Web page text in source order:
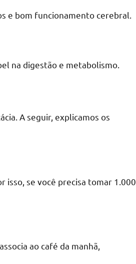
e bom funcionamento cerebral.
na digestão e metabolismo.
A seguir, explicamos os
isso, se você precisa tomar 1.000
ao café da manhã,